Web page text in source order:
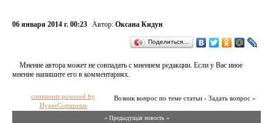
06 января 2014 г. 00:23 Автор: Оксана Кидун
Поделиться…
Мнение автора может не совпадать с мнением редакции. Если у Вас иное
мнение напишите его в комментариях.
Возник вопрос по теме статьи - Задать вопрос »
comments powered by
HyperComments
« Предыдущая новость «